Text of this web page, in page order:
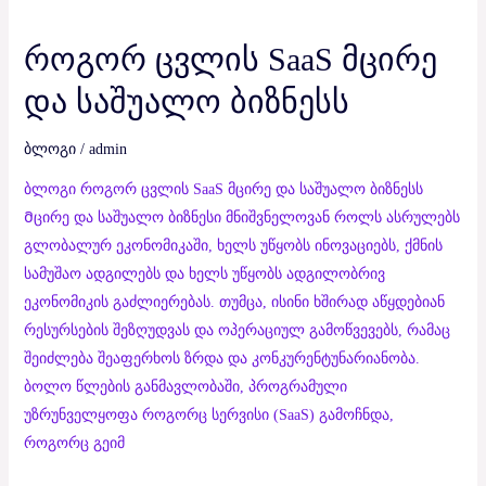
როგორ ცვლის SaaS მცირე
და საშუალო ბიზნესს
ბლოგი/ admin
ბლოგი როგორ ცვლის SaaS მცირე და საშუალო ბიზნესს
Მცირე და საშუალო ბიზნესი მნიშვნელოვან როლს ასრულებს
გლობალურ ეკონომიკაში, ხელს უწყობს ინოვაციებს, ქმნის
სამუშაო ადგილებს და ხელს უწყობს ადგილობრივ
ეკონომიკის გაძლიერებას. თუმცა, ისინი ხშირად აწყდებიან
რესურსების შეზღუდვას და ოპერაციულ გამოწვევებს, რამაც
შეიძლება შეაფერხოს ზრდა და კონკურენტუნარიანობა.
ბოლო წლების განმავლობაში, პროგრამული
უზრუნველყოფა როგორც სერვისი (SaaS) გამოჩნდა,
როგორც გეიმ